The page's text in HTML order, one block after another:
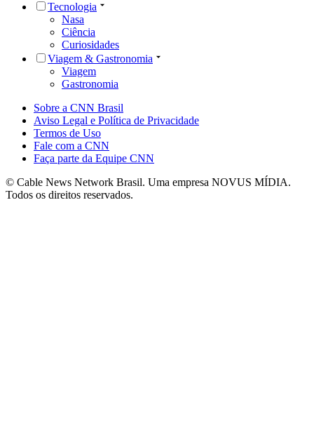
Tecnologia
Nasa
Ciência
Curiosidades
Viagem & Gastronomia
Viagem
Gastronomia
Sobre a CNN Brasil
Aviso Legal e Política de Privacidade
Termos de Uso
Fale com a CNN
Faça parte da Equipe CNN
© Cable News Network Brasil. Uma empresa NOVUS MÍDIA.
Todos os direitos reservados.